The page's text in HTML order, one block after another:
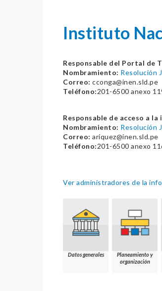
Instituto
Responsable del Portal de
Nombramiento: Resolución
Correo: cconga@inen.sld.pe
Teléfono:201-6500 anexo
Responsable de acceso a
Nombramiento: Resolución
Correo: ariquez@inen.sld.pe
Teléfono:201-6500 anexo
Ver administradores de la
Datos generales
Planeamiento y
organización